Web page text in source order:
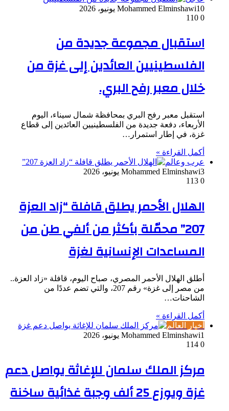
Mohammed Elminshawi10 يونيو، 2026
0
استقبال مجموعة جديدة من
الفلسطينيين العائدين إلى غزة من
خلال معبر رفح البري.
استقبل معبر رفح البري بمحافظة شمال سيناء، اليوم
الأربعاء، دفعة جديدة من الفلسطينيين العائدين إلى قطاع
غزة، في إطار استمرار…
أكمل القراءة »
عرب وعالم
Mohammed Elminshawi3 يونيو، 2026
0
الهلال الأحمر يطلق قافلة “زاد العزة
207” محمّلة بأكثر من ألفي طن من
المساعدات الإنسانية لغزة
أطلق الهلال الأحمر المصري، صباح اليوم، قافلة «زاد العزة..
من مصر إلى غزة» رقم 207، والتي تضم عددًا من
الشاحنات…
أكمل القراءة »
أخبار العالم
Mohammed Elminshawi1 يونيو، 2026
0
مركز الملك سلمان للإغاثة يواصل دعم
غزة ويوزع 25 ألف وجبة غذائية ساخنة